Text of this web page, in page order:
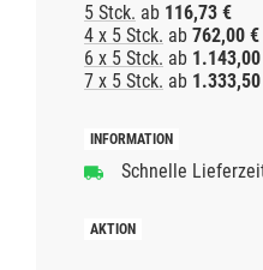
5 Stck. ab 116,73 €
4 x 5 Stck. ab 762,00 €
6 x 5 Stck. ab
7 x 5 Stck. ab
Schnelle